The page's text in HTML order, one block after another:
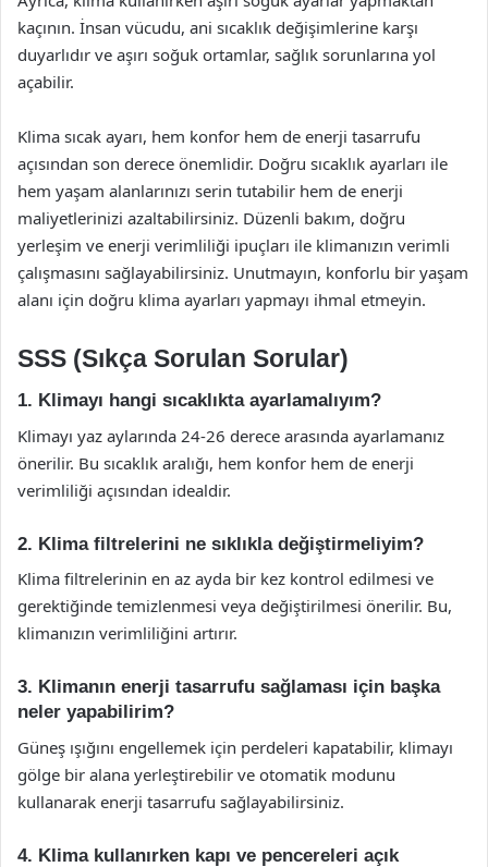
kaçının. İnsan vücudu, ani sıcaklık değişimlerine karşı
duyarlıdır ve aşırı soğuk ortamlar, sağlık sorunlarına yol
açabilir.
Klima sıcak ayarı, hem konfor hem de enerji tasarrufu
açısından son derece önemlidir. Doğru sıcaklık ayarları ile
hem yaşam alanlarınızı serin tutabilir hem de enerji
maliyetlerinizi azaltabilirsiniz. Düzenli bakım, doğru
yerleşim ve enerji verimliliği ipuçları ile klimanızın verimli
çalışmasını sağlayabilirsiniz. Unutmayın, konforlu bir yaşam
alanı için doğru klima ayarları yapmayı ihmal etmeyin.
SSS (Sıkça Sorulan Sorular)
1. Klimayı hangi sıcaklıkta ayarlamalıyım?
Klimayı yaz aylarında 24-26 derece arasında ayarlamanız
önerilir. Bu sıcaklık aralığı, hem konfor hem de enerji
verimliliği açısından idealdir.
2. Klima filtrelerini ne sıklıkla değiştirmeliyim?
Klima filtrelerinin en az ayda bir kez kontrol edilmesi ve
gerektiğinde temizlenmesi veya değiştirilmesi önerilir. Bu,
klimanızın verimliliğini artırır.
3. Klimanın enerji tasarrufu sağlaması için başka
neler yapabilirim?
Güneş ışığını engellemek için perdeleri kapatabilir, klimayı
gölge bir alana yerleştirebilir ve otomatik modunu
kullanarak enerji tasarrufu sağlayabilirsiniz.
4. Klima kullanırken kapı ve pencereleri açık